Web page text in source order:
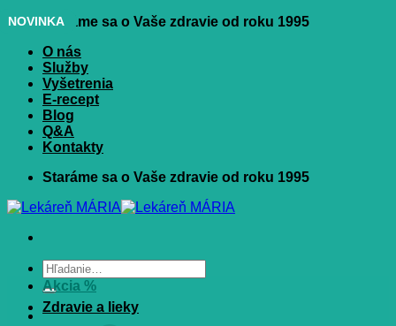
Skip
content
Staráme sa o Vaše zdravie od roku 1995
O nás
Služby
Vyšetrenia
E-recept
Blog
Q&A
Kontakty
Staráme sa o Vaše zdravie od roku 1995
Hľadať:
Akcia %
Zdravie a lieky
NOVINKA
NOVINKA
NOVINKA
NOVINKA
NOVINKA
NOVINKA
NOVINKA